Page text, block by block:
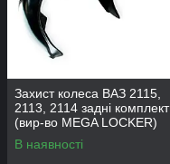
Захист колеса ВАЗ 2115,
2113, 2114 задні комплект
(вир-во MEGA LOCKER)
В наявності